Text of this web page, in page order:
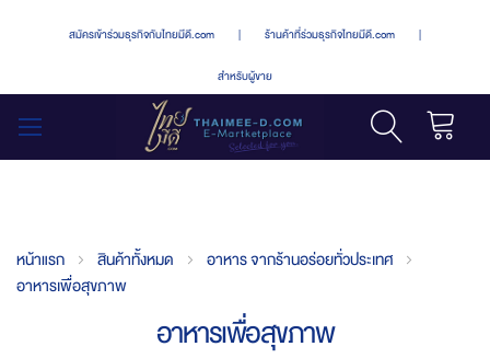
สมัครเข้าร่วมธุรกิจกับไทยมีดี.com | ร้านค้าที่ร่วมธุรกิจไทยมีดี.com |
สำหรับผู้ขาย
หน้าแรก สินค้าทั้งหมด
อาหาร จากร้านอร่อยทั่วประเทศ
อาหารเพื่อสุขภาพ
อาหารเพื่อสุขภาพ